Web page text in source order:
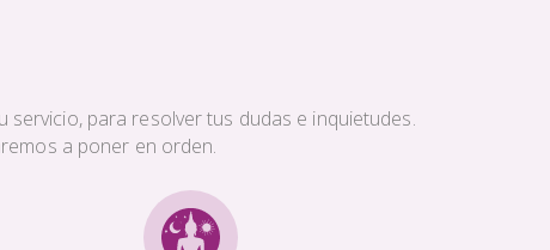
para resolver tus dudas e inquietudes.
a poner en orden.